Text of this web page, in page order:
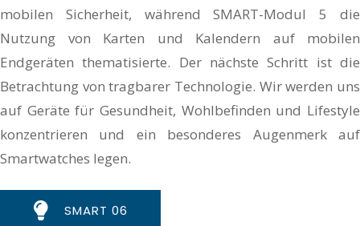
mobilen Sicherheit, während SMART-Modul 5 die
Nutzung von Karten und Kalendern auf mobilen
Endgeräten thematisierte. Der nächste Schritt ist die
Betrachtung von tragbarer Technologie. Wir werden uns
auf Geräte für Gesundheit, Wohlbefinden und Lifestyle
konzentrieren und ein besonderes Augenmerk auf
Smartwatches legen.
SMART 06